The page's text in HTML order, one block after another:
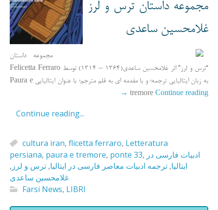
مجموعه داستان ترس و لرز
غلامحسین ساعدی
مجموعه داستان
“ترس و لرز” اثر غلامحسین ساعدی(1364 – 1314) توسط Felicetta Ferraro
به زبان ایتالیایی ترجمه؛ و با مقدمه ای به قلم مترجم؛ با عنوان ایتالیایی Paura e
tremore Continue reading
→
Continue reading...
cultura iran, flicetta ferraro, Letteratura
persiana, paura e tremore, ponte 33, ادبیات فارسی در
ایتالیا, ترجمه ادبیات معاصر فارسی در ایتالیا, ترس و لرز ,
غلامحسین ساعدی
Farsi News, LIBRI